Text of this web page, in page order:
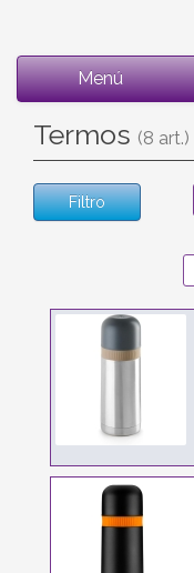
Menú
Termos (8 art.)
Filtro